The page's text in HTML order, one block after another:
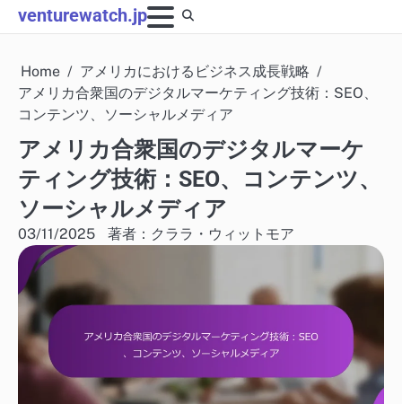
Skip
to
venturewatch.jp
Home
アメリカにおけるビジネス成長戦略
アメリカ合衆国のデジタルマーケティング技術：SEO、
コンテンツ、ソーシャルメディア
アメリカ合衆国のデジタルマーケ
ティング技術：SEO、コンテンツ、
ソーシャルメディア
03/11/2025 著者：クララ・ウィットモア